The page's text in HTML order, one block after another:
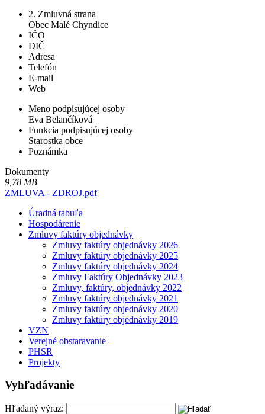
2. Zmluvná strana
Obec Malé Chyndice
IČO
DIČ
Adresa
Telefón
E-mail
Web
Meno podpisujúcej osoby
Eva Belančíková
Funkcia podpisujúcej osoby
Starostka obce
Poznámka
Dokumenty
9,78 MB
ZMLUVA - ZDROJ.pdf
Úradná tabuľa
Hospodárenie
Zmluvy faktúry objednávky
Zmluvy faktúry objednávky 2026
Zmluvy faktúry objednávky 2025
Zmluvy faktúry objednávky 2024
Zmluvy Faktúry Objednávky 2023
Zmluvy, faktúry, objednávky 2022
Zmluvy faktúry objednávky 2021
Zmluvy faktúry objednávky 2020
Zmluvy faktúry objednávky 2019
VZN
Verejné obstaravanie
PHSR
Projekty
Vyhľadávanie
Hľadaný výraz: